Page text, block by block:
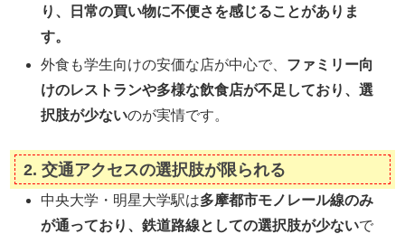
り、日常の買い物に不便さを感じることがありま
す。
外食も学生向けの安価な店が中心で、 ファミリー向
けのレストランや多様な飲食店が不足しており、選
択肢が少ないのが実情です。
2. 交通アクセスの選択肢が限られる
中央大学・明星大学駅は多摩都市モノレール線のみ
が通っており、鉄道路線としての選択肢が少ないで